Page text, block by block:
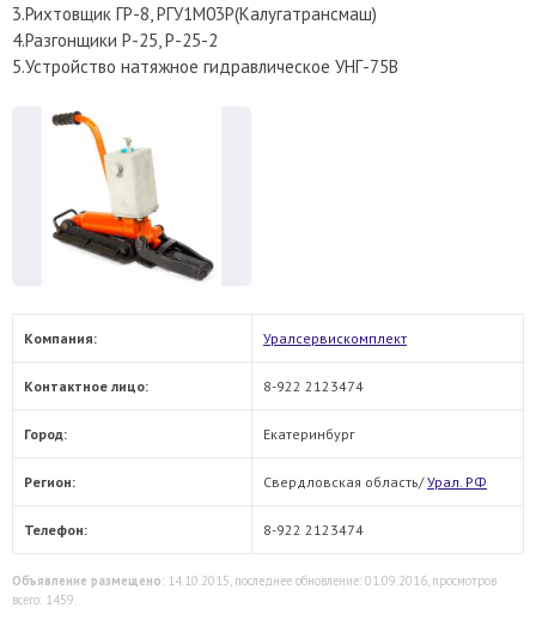
3.Рихтовщик ГР-8, РГУ1М03Р(Калугатрансмаш)
4.Разгонщики Р-25, Р-25-2
5.Устройство натяжное гидравлическое УНГ-75В
Компания: Уралсервискомплект
Контактное лицо: 8-922 2123474
Город: Екатеринбург
Регион: Свердловская область/Урал. РФ
Телефон: 8-922 2123474
Объявление размещено: 14.10.2015, последнее обновление: 01.09.2016, просмотров
всего: 1459.